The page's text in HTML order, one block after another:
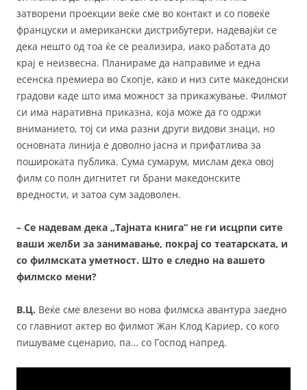
затворени проекции веќе сме во контакт и со повеќе
француски и американски дистрибутери, надевајќи се
дека нешто од тоа ќе се реализира, иако работата до
крај е неизвесна. Планираме да направиме и една
есенска премиера во Скопје, како и низ сите македонски
градови каде што има можност за прикажување. Филмот
си има наративна приказна, која може да го одржи
вниманието, тој си има разни други видови знаци, но
основната линија е доволно јасна и прифатлива за
пошироката публика. Сума сумарум, мислам дека овој
филм со полн дигнитет ги брани македонските
вредности, и затоа сум задоволен.
– Се надевам дека „Тајната книга“ не ги исцрпи сите
ваши желби за занимавање, покрај со театарската, и
со филмската уметност. Што е следно на вашето
филмско мени?
В.Ц. Веќе сме влезени во нова филмска авантура заедно
со главниот актер во филмот Жан Клод Кариер, со кого
пишуваме сценарио, па… со Господ напред.